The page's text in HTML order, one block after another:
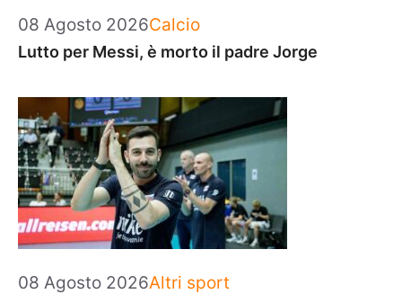
08 Agosto 2026Categorie
Calcio
Lutto per Messi, è morto il padre Jorge
08 Agosto 2026Categorie
Altri sport